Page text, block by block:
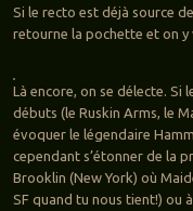
Si le recto est déjà source
retourne la pochette et on y
Là encore, on se délecte. Si
débuts (le Ruskin Arms, le
évoquer le légendaire
cependant s’étonner de la
Brooklin (New York) où
SF quand tu nous tient!) ou